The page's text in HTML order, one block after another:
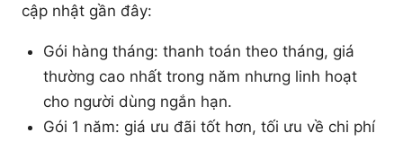
cập nhật gần đây:
Gói hàng tháng: thanh toán theo tháng, giá
thường cao nhất trong năm nhưng linh hoạt
cho người dùng ngắn hạn.
Gói 1 năm: giá ưu đãi tốt hơn, tối ưu về chi phí